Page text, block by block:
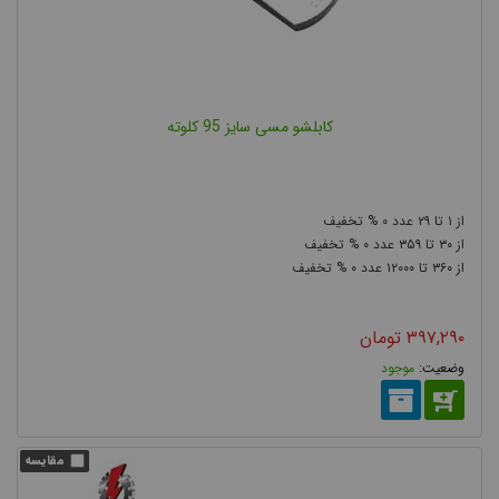
پرس شود. (لقمه ها در انواع گرد و شش ضلعی می باشند که رایج
و هادی کابل درون گلویی کابل شو قرار میگیرد و با استفاده از انبر
کابلشو سرکابل درون کابل شو پرس شده و محکم می شود. اصولا برای
نصب کابلشو، پرس کابلشو باید از بالای لوله شروع گردد و به پایین آن
کابلشو مسی سایز 95 کلوته
۱ ۲۹
۰
۳۰
۳۵۹
۰
۳۶۰
۱۲۰۰۰ ۰
۳۹۷,۲۹۰ تومان
موجود